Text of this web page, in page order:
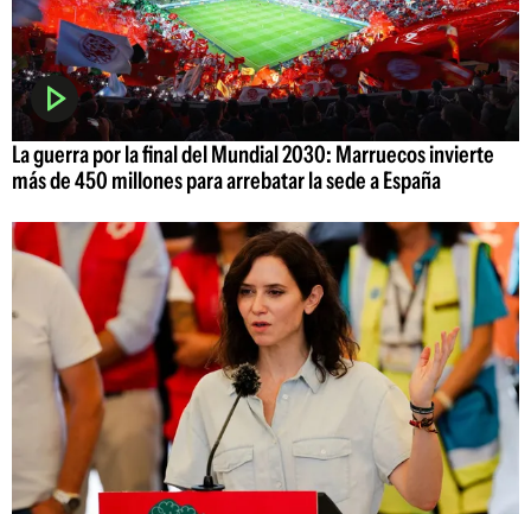
La guerra por la final del Mundial 2030: Marruecos invierte
más de 450 millones para arrebatar la sede a España